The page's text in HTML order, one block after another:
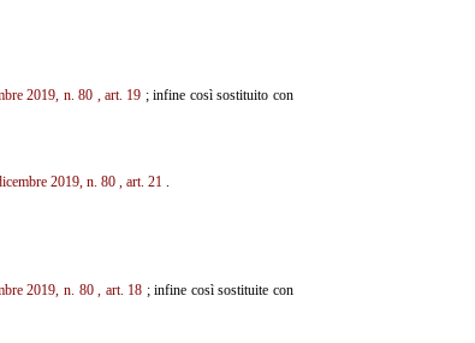
2019, n. 80 , art. 19 ; infine così sostituito con
2019, n. 80 , art. 21.
2019, n. 80 , art. 18 ; infine così sostituite con